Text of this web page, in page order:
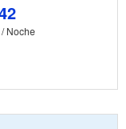
Noche